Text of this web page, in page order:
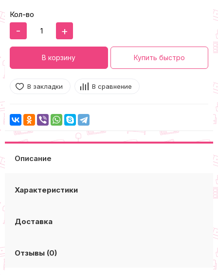
Кол-во
- +
В корзину Купить быстро
В закладки В сравнение
Описание
Характеристики
Доставка
Отзывы (0)